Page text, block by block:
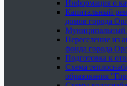
Информация о
Капитальный
домов города
Муниципальный
Переселение из
фонда города
Подготовка к
Схема
образования